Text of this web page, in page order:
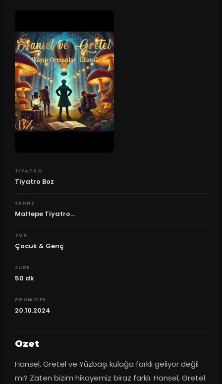
TIYATRO
Tiyatro Boz
SAHNE
Maltepe Tiyatro...
TUR
Çocuk & Genç
SURE
50 dk
PROMIYER
20.10.2024
Ozet
Hansel, Gretel ve Yüzbaşı kulağa farklı geliyor değil
mi? Zaten bizim hikayemiz biraz farklı. Hansel, Gretel